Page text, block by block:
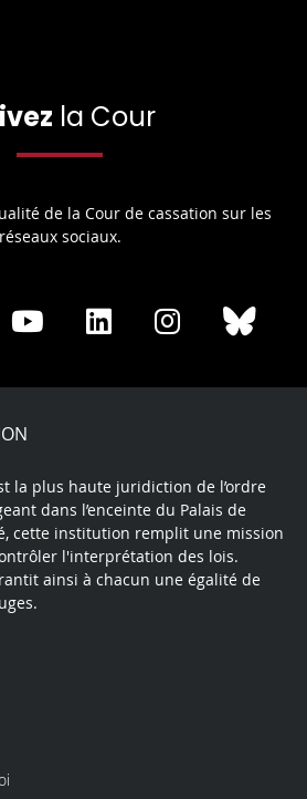
la Cour
de la Cour de cassation sur les
réseaux sociaux.
Share
Youtube
Share
LinkedIn
Share
Instagram
la plus haute juridiction de l’ordre
dans l’enceinte du Palais de
cette institution remplit une mission
l'interprétation des lois.
ainsi à chacun une égalité de